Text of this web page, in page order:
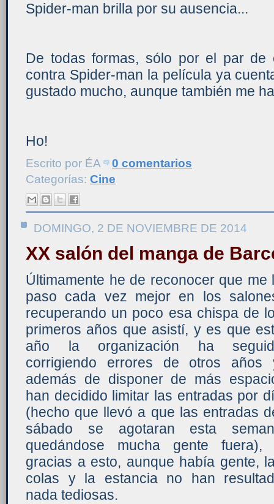
Spider-man brilla por su ausencia...
De todas formas, sólo por el par de
contra Spider-man la película ya
gustado mucho, aunque también me
Ho!
Escrito por ÉA
0 comentarios
Categorías: Cine
DOMINGO, 2 DE NOVIEMBRE DE 2014
XX salón del manga de
Últimamente he de reconocer que me
paso cada vez mejor en los
recuperando un poco esa chispa de
primeros años que asistí, y es que
año la organización ha
corrigiendo errores de otros años
además de disponer de más
han decidido limitar las entradas por
(hecho que llevó a que las entradas
sábado se agotaran esta
quedándose mucha gente fuera),
gracias a esto, aunque había gente,
colas y la estancia no han
nada tediosas.